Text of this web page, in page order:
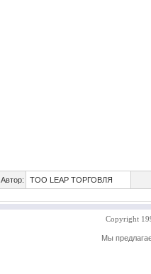
Автор: ТОО LEAP ТОРГОВЛЯ
Copyright
Мы